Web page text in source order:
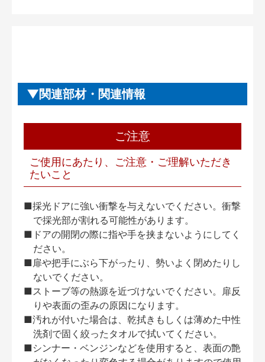
関連部材・関連情報
ご注意
ご使用にあたり、ご注意・ご理解いただき
たいこと
■採光ドアに強い衝撃を与えないでください。衝撃
で採光部が割れる可能性があります。
■ドアの開閉の際に指や手を挟まないようにしてく
ださい。
■扉や把手にぶら下がったり、勢いよく閉めたりし
ないでください。
■ストーブ等の熱源を近づけないでください。扉反
りや表面の歪みの原因になります。
■汚れが付いた場合は、乾拭きもしくは薄めた中性
洗剤で固く絞ったタオルで拭いてください。
■シンナー・ベンジンなどを使用すると、表面の艶